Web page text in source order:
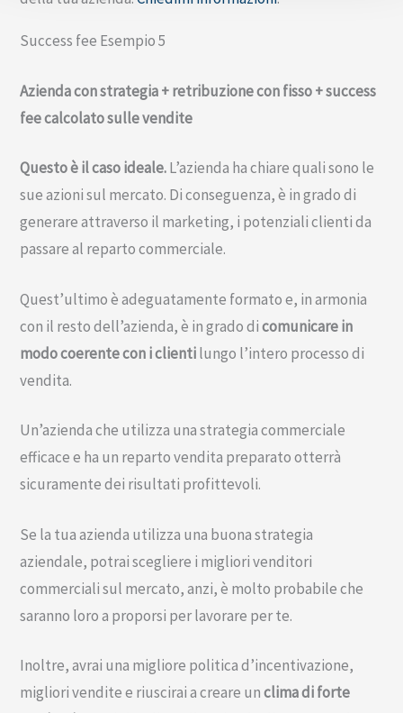
Success fee Esempio 5
Azienda con strategia + retribuzione con fisso + success
fee calcolato sulle vendite
Questo è il caso ideale.L’azienda ha chiare quali sono le
sue azioni sul mercato. Di conseguenza, è in grado di
generare attraverso il marketing, i potenziali clienti da
passare al reparto commerciale.
Quest’ultimo è adeguatamente formato e, in armonia
con il resto dell’azienda, è in grado dicomunicare in
modo coerente con i clientilungo l’intero processo di
vendita.
Un’azienda che utilizza una strategia commerciale
efficace e ha un reparto vendita preparato otterrà
sicuramente dei risultati profittevoli.
Se la tua azienda utilizza una buona strategia
aziendale, potrai scegliere i migliori venditori
commerciali sul mercato, anzi, è molto probabile che
saranno loro a proporsi per lavorare per te.
Inoltre, avrai una migliore politica d’incentivazione,
migliori vendite e riuscirai a creare unclima di forte